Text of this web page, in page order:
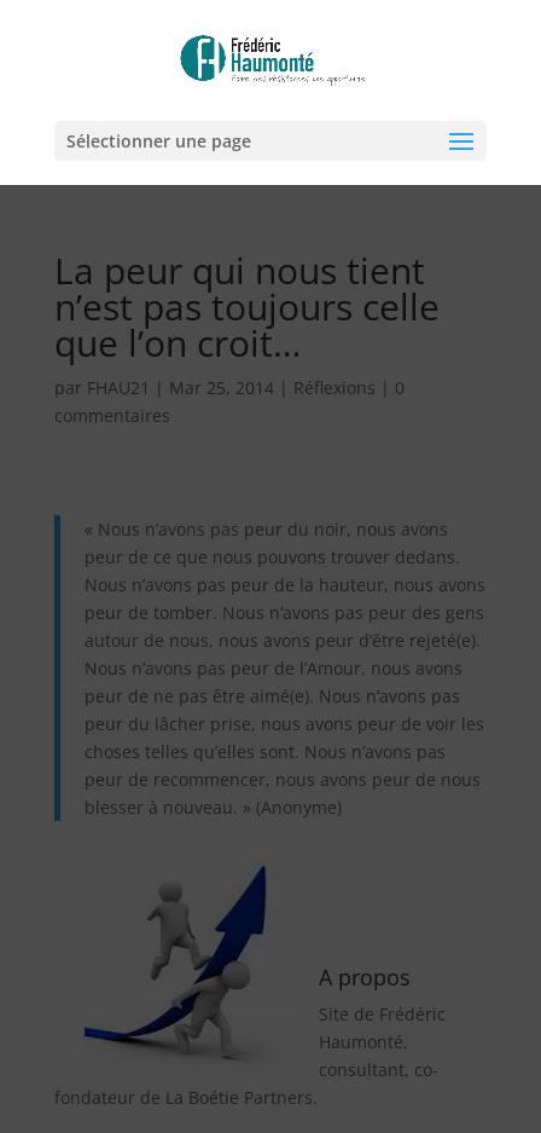
Sélectionner une page
La peur qui nous tient
n’est pas toujours celle
que l’on croit…
par FHAU21 | Mar 25, 2014| Réflexions | 0
commentaires
« Nous n’avons pas peur du noir, nous avons
peur de ce que nous pouvons trouver dedans.
Nous n’avons pas peur de la hauteur, nous avons
peur de tomber. Nous n’avons pas peur des gens
autour de nous, nous avons peur d’être rejeté(e).
Nous n’avons pas peur de l’Amour, nous avons
peur de ne pas être aimé(e). Nous n’avons pas
peur du lâcher prise, nous avons peur de voir les
choses telles qu’elles sont. Nous n’avons pas
peur de recommencer, nous avons peur de nous
blesser à nouveau. » (Anonyme)
A propos
Site de Frédéric
Haumonté,
consultant, co-
fondateur de La Boétie Partners.